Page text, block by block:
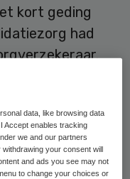
kort geding
had
revalidatiezorg
leidde uit eigen
Ciran
was en
data, like browsing data
Accept enables tracking
we and our partners
your consent will
and ads you see may not
to change your choices or